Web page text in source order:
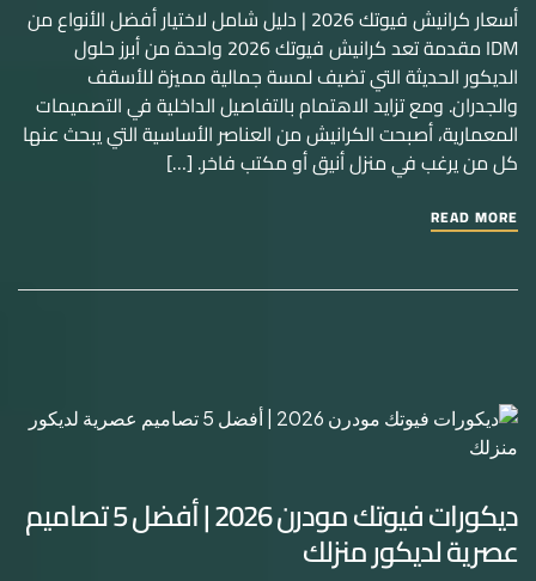
أسعار كرانيش فيوتك 2026 | دليل شامل لاختيار أفضل الأنواع من
IDM مقدمة تعد كرانيش فيوتك 2026 واحدة من أبرز حلول
الديكور الحديثة التي تضيف لمسة جمالية مميزة للأسقف
والجدران. ومع تزايد الاهتمام بالتفاصيل الداخلية في التصميمات
المعمارية، أصبحت الكرانيش من العناصر الأساسية التي يبحث عنها
كل من يرغب في منزل أنيق أو مكتب فاخر. […]
READ MORE
ديكورات فيوتك مودرن 2026 | أفضل 5 تصاميم
عصرية لديكور منزلك